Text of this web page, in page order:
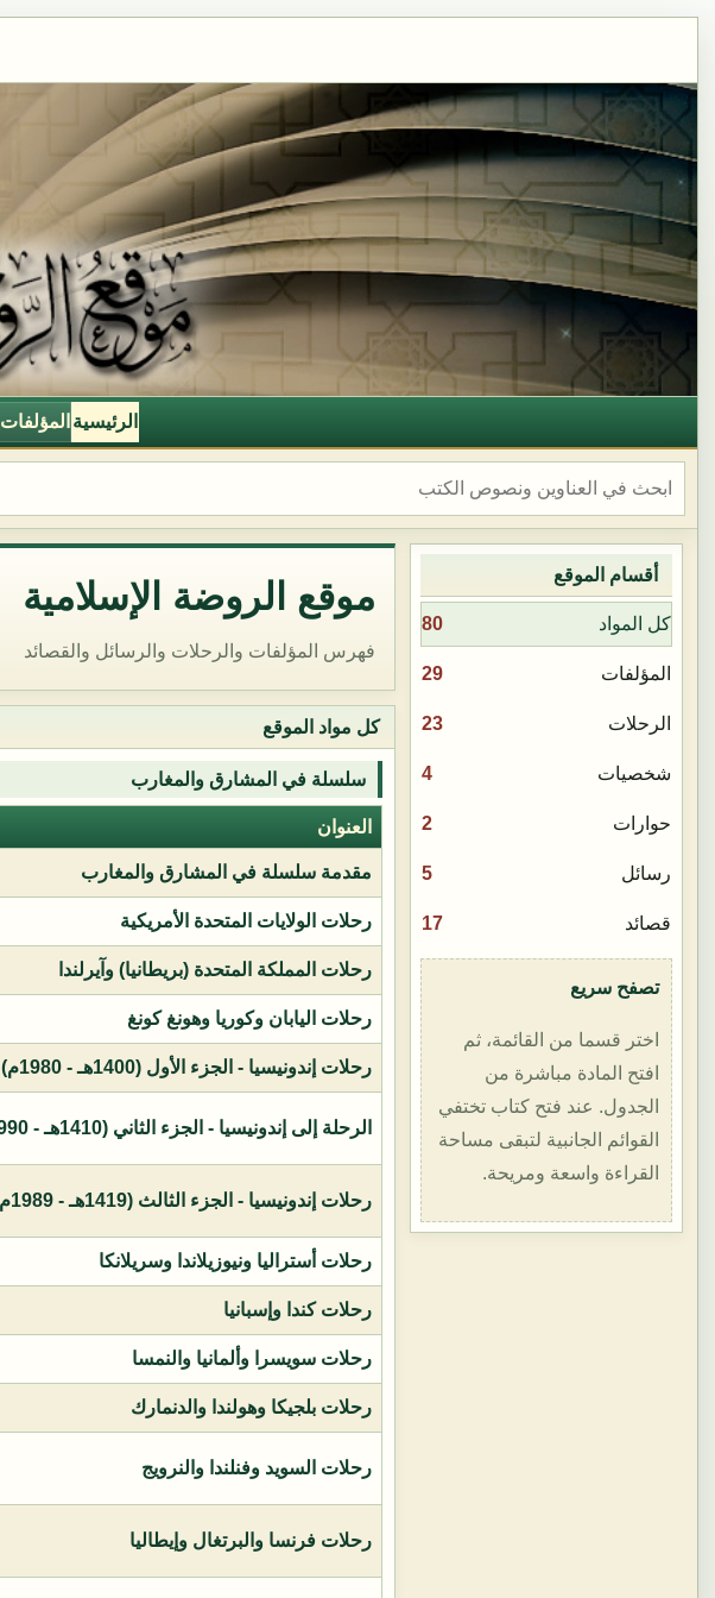
الرئيسية المؤلفات
أقسام الموقع
كل المواد 80
المؤلفات 29
الرحلات 23
شخصيات 4
حوارات 2
رسائل 5
قصائد 17
تصفح سريع
اختر قسما من القائمة، ثم
افتح المادة مباشرة من
الجدول. عند فتح كتاب تختفي
القوائم الجانبية لتبقى مساحة
القراءة واسعة ومريحة.
موقع الروضة الإسلامية
فهرس المؤلفات والرحلات والرسائل والقصائد
كل مواد الموقع
سلسلة في المشارق والمغارب
العنوان
مقدمة سلسلة في المشارق والمغارب
رحلات الولايات المتحدة الأمريكية
رحلات المملكة المتحدة (بريطانيا) وآيرلندا
رحلات اليابان وكوريا وهونغ كونغ
رحلات إندونيسيا - الجزء الأول (1400هـ - 1980م)
الرحلة إلى إندونيسيا - الجزء الثاني (1410هـ - 1990م)
رحلات إندونيسيا - الجزء الثالث (1419هـ - 1989م)
رحلات أستراليا ونيوزيلاندا وسريلانكا
رحلات كندا وإسبانيا
رحلات سويسرا وألمانيا والنمسا
رحلات بلجيكا وهولندا والدنمارك
رحلات السويد وفنلندا والنرويج
رحلات فرنسا والبرتغال وإيطاليا